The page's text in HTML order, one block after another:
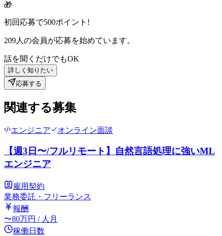
🎁
初回応募で500ポイント!
209人の会員が応募を始めています。
話を聞くだけでもOK
詳しく知りたい
応募する
関連する募集
エンジニア オンライン面談
【週3日〜/フルリモート】自然言語処理に強いML
エンジニア
雇用契約
業務委託・フリーランス
報酬
〜80万円 / 人月
稼働日数